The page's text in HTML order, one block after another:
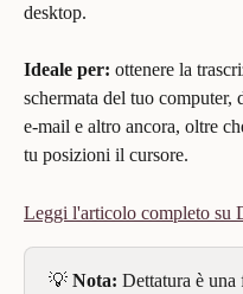
desktop.
Ideale per: ottenere la
schermata del tuo computer,
e-mail e altro ancora, oltre
tu posizioni il cursore.
Leggi l'articolo completo su
💡 Nota: Dettatura è